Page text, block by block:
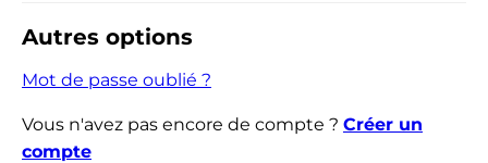
Autres options
Mot de passe oublié ?
Vous n'avez pas encore de compte ? Créer un
compte